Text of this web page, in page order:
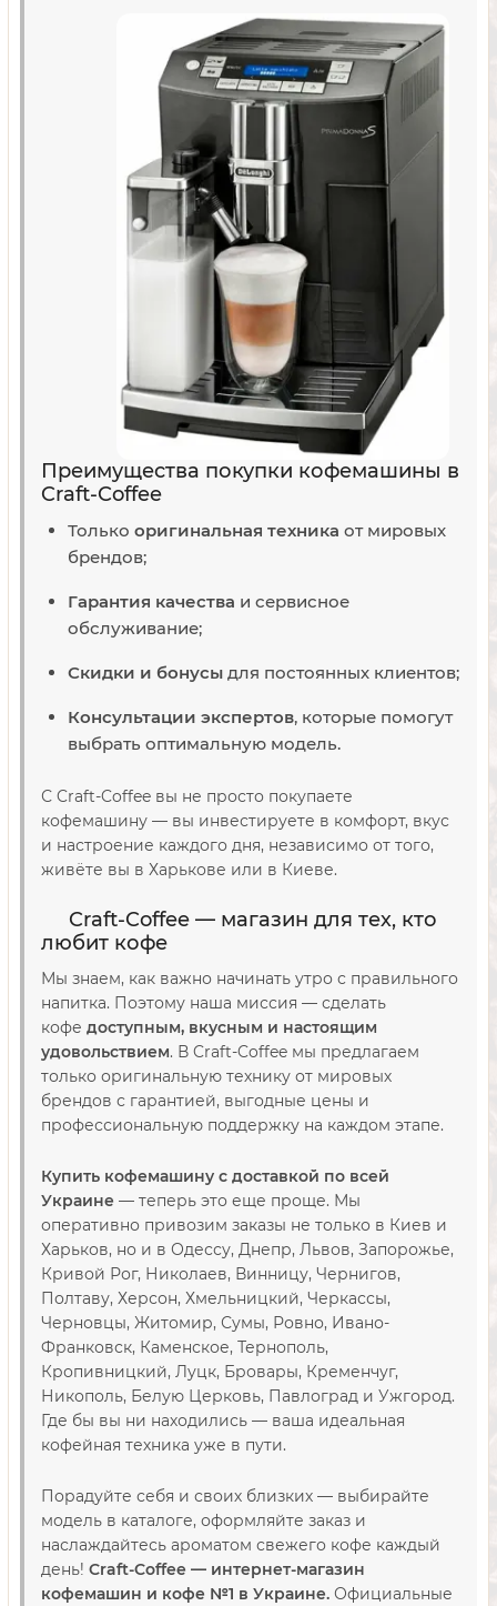
Преимущества покупки кофемашины в
Craft-Coffee
Только оригинальная техника от мировых
брендов;
Гарантия качества и сервисное
обслуживание;
Скидки и бонусы для постоянных клиентов;
Консультации экспертов, которые помогут
выбрать оптимальную модель.
С Craft-Coffee вы не просто покупаете
кофемашину — вы инвестируете в комфорт, вкус
и настроение каждого дня, независимо от того,
живёте вы в Харькове или в Киеве.
Craft-Coffee — магазин для тех, кто
любит кофе
Мы знаем, как важно начинать утро с правильного
напитка. Поэтому наша миссия — сделать
кофе доступным, вкусным и настоящим
удовольствием. В Craft-Coffee мы предлагаем
только оригинальную технику от мировых
брендов с гарантией, выгодные цены и
профессиональную поддержку на каждом этапе.
Купить кофемашину с доставкой по всей
Украине — теперь это еще проще. Мы
оперативно привозим заказы не только в Киев и
Харьков, но и в Одессу, Днепр, Львов, Запорожье,
Кривой Рог, Николаев, Винницу, Чернигов,
Полтаву, Херсон, Хмельницкий, Черкассы,
Черновцы, Житомир, Сумы, Ровно, Ивано-
Франковск, Каменское, Тернополь,
Кропивницкий, Луцк, Бровары, Кременчуг,
Никополь, Белую Церковь, Павлоград и Ужгород.
Где бы вы ни находились — ваша идеальная
кофейная техника уже в пути.
Порадуйте себя и своих близких — выбирайте
модель в каталоге, оформляйте заказ и
наслаждайтесь ароматом свежего кофе каждый
день! Craft-Coffee — интернет-магазин
кофемашин и кофе №1 в Украине. Официальные